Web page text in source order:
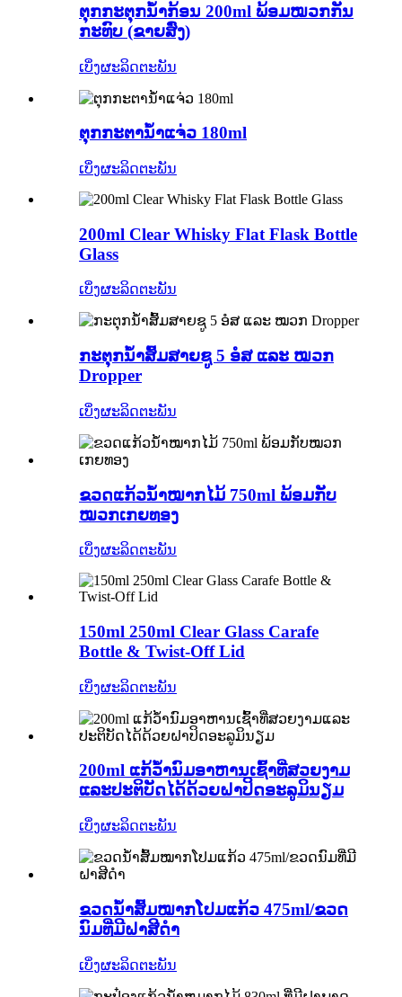
ຕຸກກະຕຸກນ້ຳກ້ອນ 200ml ພ້ອມໝວກກັນ
ກະທົບ (ຂາຍສົ່ງ)
ເບິ່ງຜະລິດຕະພັນ
ຕຸກກະຕານ້ຳແຈ່ວ 180ml
ເບິ່ງຜະລິດຕະພັນ
200ml Clear Whisky Flat Flask Bottle
Glass
ເບິ່ງຜະລິດຕະພັນ
ກະຕຸກນ້ຳສົ້ມສາຍຊູ 5 ອໍສ ແລະ ໝວກ
Dropper
ເບິ່ງຜະລິດຕະພັນ
ຂວດແກ້ວນ້ຳໝາກໄມ້ 750ml ພ້ອມກັບ
ໝວກເກຍທອງ
ເບິ່ງຜະລິດຕະພັນ
150ml 250ml Clear Glass Carafe
Bottle & Twist-Off Lid
ເບິ່ງຜະລິດຕະພັນ
200ml ແກ້ວ້ໍານົມອາຫານເຊົ້າທີ່ສວຍງາມ
ແລະປະຕິບັດໄດ້ດ້ວຍຝາປິດອະລູມິນຽມ
ເບິ່ງຜະລິດຕະພັນ
ຂວດນ້ຳສົ້ມໝາກໂປມແກ້ວ 475ml/ຂວດ
ນົມທີ່ມີຝາສີດຳ
ເບິ່ງຜະລິດຕະພັນ